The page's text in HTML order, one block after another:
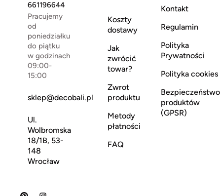
661196644
Pracujemy
od
poniedziałku
do piątku
w godzinach
09:00-
15:00
sklep@decobali.pl
Ul.
Wolbromska
18/1B, 53-
148
Wrocław
Koszty
dostawy
Jak
zwrócić
towar?
Zwrot
produktu
Metody
płatności
FAQ
Kontakt
Regulamin
Polityka
Prywatności
Polityka cookies
Bezpieczeństwo
produktów
(GPSR)